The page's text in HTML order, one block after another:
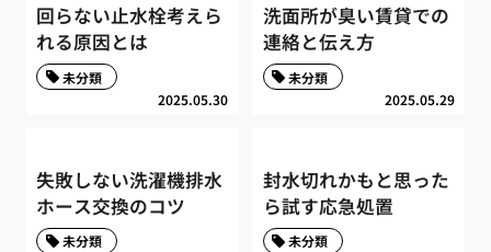
回らない止水栓考えら
れる原因とは
2025.05.30
未分類
洗面所が臭い賃貸での
連絡と伝え方
2025.05.29
未分類
失敗しない洗濯機排水
ホース交換のコツ
未分類
封水切れかもと思った
ら試す応急処置
未分類